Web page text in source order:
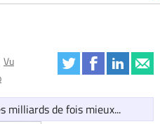
Vu
milliards de fois mieux...